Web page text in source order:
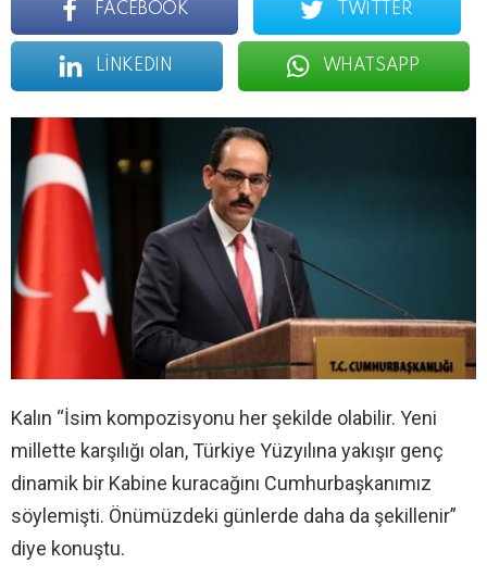
FACEBOOK TWITTER
LINKEDIN WHATSAPP
Kalın “İsim kompozisyonu her şekilde olabilir. Yeni
millette karşılığı olan, Türkiye Yüzyılına yakışır genç
dinamik bir Kabine kuracağını Cumhurbaşkanımız
söylemişti. Önümüzdeki günlerde daha da şekillenir”
diye konuştu.